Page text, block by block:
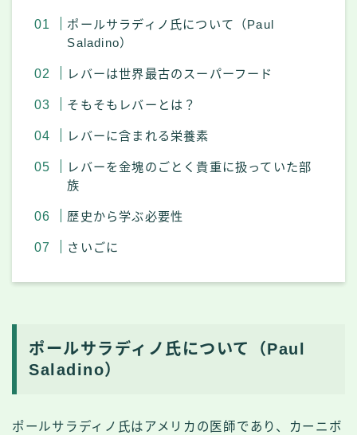
ポールサラディノ氏について（Paul
Saladino）
レバーは世界最古のスーパーフード
そもそもレバーとは？
レバーに含まれる栄養素
レバーを金塊のごとく貴重に扱っていた部
族
歴史から学ぶ必要性
さいごに
ポールサラディノ氏について（Paul
Saladino）
ポールサラディノ氏はアメリカの医師であり、カーニボ